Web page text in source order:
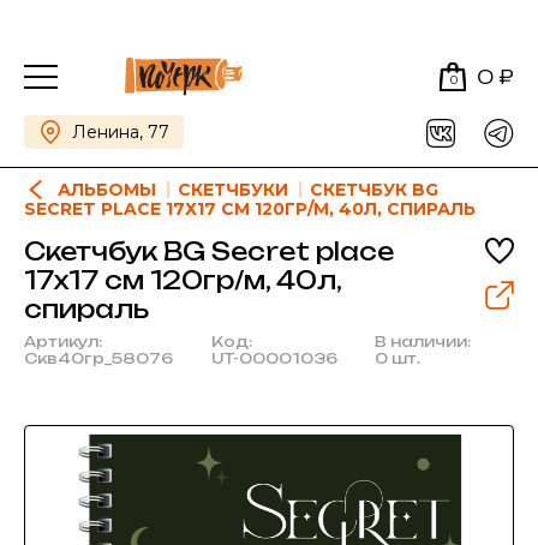
0 0 ₽
Ленина, 77
АЛЬБОМЫ СКЕТЧБУКИ
СКЕТЧБУК BG
SECRET PLACE 17Х17 СМ 120ГР/М, 40Л, СПИРАЛЬ
Скетчбук BG Secret place
17х17 см 120гр/м, 40л,
спираль
Артикул:
Скв40гр_58076
Код:
UT-00001036
В наличии:
0 шт.